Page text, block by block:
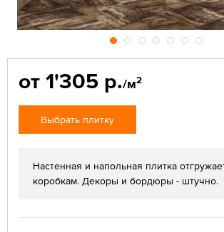
от 1'305 р./м2
Выбрать плитку
Настенная и напольная плитка
коробкам. Декоры и бордюры - штучно.